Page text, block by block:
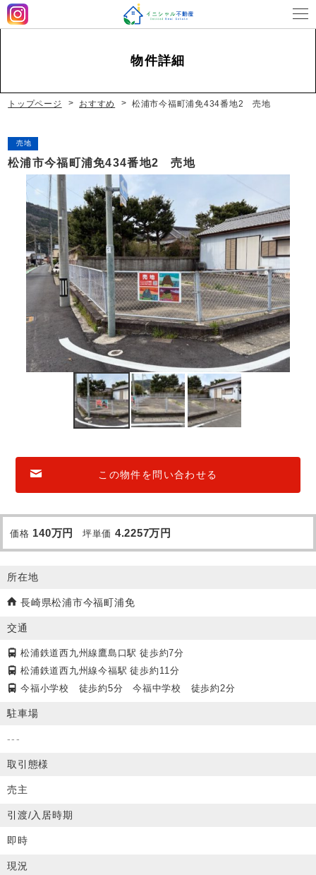
場合もあります）
定休日 日・祝休み
物件詳細
トップページ おすすめ 松浦市今福町浦免434番地2 売地
売地
松浦市今福町浦免434番地2 売地
この物件を問い合わせる
価格 140万円 坪単価 4.2257万円
所在地
長崎県松浦市今福町浦免
交通
松浦鉄道西九州線鷹島口駅 徒歩約7分
松浦鉄道西九州線今福駅 徒歩約11分
今福小学校 徒歩約5分 今福中学校 徒歩約2分
駐車場
---
取引態様
売主
引渡/入居時期
即時
現況